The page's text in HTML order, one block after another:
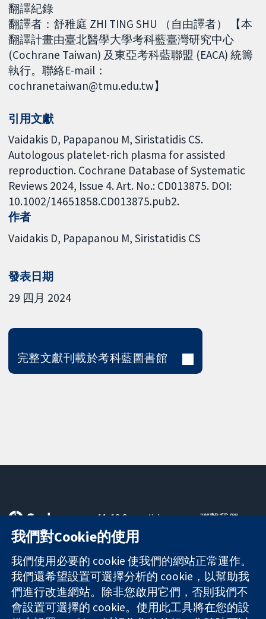
翻譯紀錄
翻譯者：舒稚庭 ZHI TING SHU （自由譯者） 【本
翻譯計畫由臺北醫學大學考科藍臺灣研究中心
(Cochrane Taiwan) 及東亞考科藍聯盟 (EACA) 統籌
執行。聯絡E-mail：
cochranetaiwan@tmu.edu.tw】
引用文獻
Vaidakis D, Papapanou M, Siristatidis CS.
Autologous platelet-rich plasma for assisted
reproduction. Cochrane Database of Systematic
Reviews 2024, Issue 4. Art. No.: CD013875. DOI:
10.1002/14651858.CD013875.pub2.
作者
Vaidakis D Papapanou M Siristatidis CS
發表日期
29 四月 2024
完整文獻刊載於考科藍圖書館
可信任實證
知情決定
更完善的健康照
護
11-13 Cavendish
Square
London
W1G 0AN
United Kingdom
聯繫我們
關於我們
工作機會
Cochrane
Library
我們對Cookie的使用
我們使用必要的 cookie 使我們的網站正常運作。
我們還希望設置可選擇分析的 cookie，以幫助我
們進行改進網站。除非您啟用它們，否則我們不
會設置可選擇的 cookie。使用此工具將在您的設